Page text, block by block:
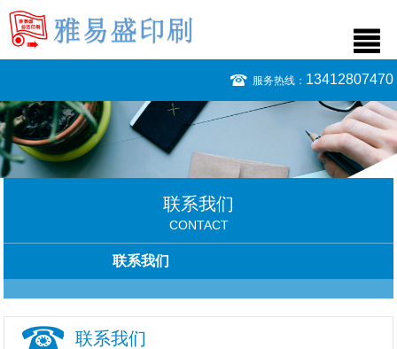
服务热线： 13412807470
联系我们
CONTACT
联系我们
联系我们